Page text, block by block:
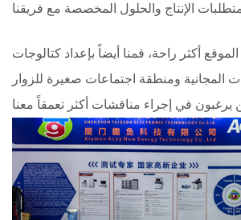
أكثر راحة، قمنا أيضاً بإعداد كتالوجات
المجانية ومنطقة اجتماعات صغيرة للزوار